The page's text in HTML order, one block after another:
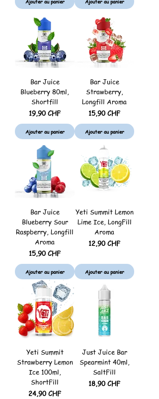
Bar Juice
Blueberry 80ml,
Shortfill
Prix
19,90 CHF
Ajouter au panier
Bar Juice
Strawberry,
Longfill Aroma
Prix
15,90 CHF
Ajouter au panier
Bar Juice
Blueberry Sour
Raspberry, Longfill
Aroma
Prix
15,90 CHF
Ajouter au panier
Yeti Summit Lemon
Lime Ice, LongFill
Aroma
Prix
12,90 CHF
Ajouter au panier
Yeti Summit
Strawberry Lemon
Ice 100ml,
ShortFill
Prix
24,90 CHF
Just Juice Bar
Spearmint 40ml,
SaltFill
Prix
18,90 CHF